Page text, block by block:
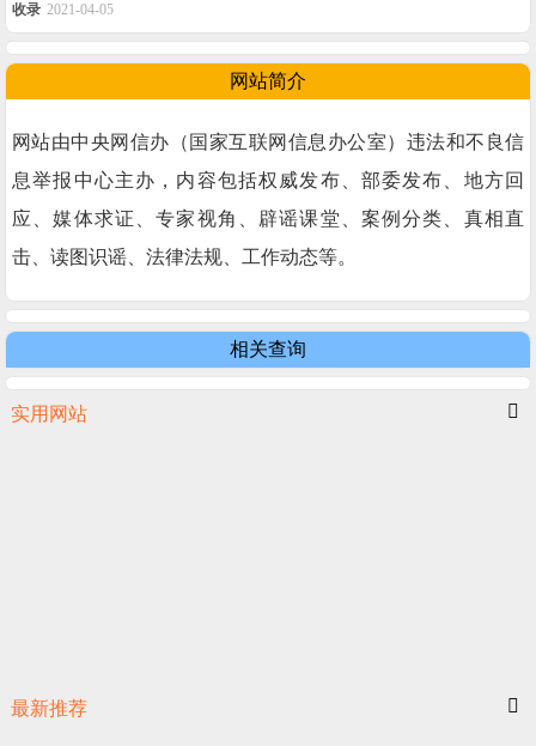
收录 2021-04-05
网站简介
网站由中央网信办（国家互联网信息办公室）违法和不良信
息举报中心主办，内容包括权威发布、部委发布、地方回
应、媒体求证、专家视角、辟谣课堂、案例分类、真相直
击、读图识谣、法律法规、工作动态等。
相关查询
实用网站
最新推荐